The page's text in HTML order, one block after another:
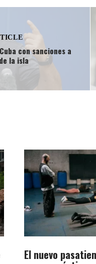
con sanciones a
la isla
El nuevo